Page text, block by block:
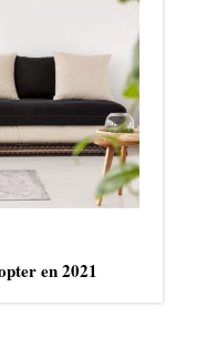
en 2021